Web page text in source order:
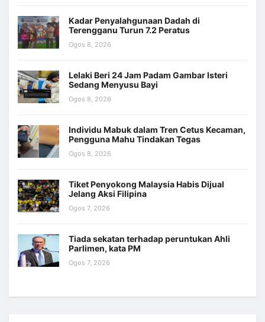
Kadar Penyalahgunaan Dadah di
Terengganu Turun 7.2 Peratus
Ogos 8, 2026
Lelaki Beri 24 Jam Padam Gambar Isteri
Sedang Menyusu Bayi
Ogos 8, 2026
Individu Mabuk dalam Tren Cetus Kecaman,
Pengguna Mahu Tindakan Tegas
Ogos 8, 2026
Tiket Penyokong Malaysia Habis Dijual
Jelang Aksi Filipina
Ogos 7, 2026
Tiada sekatan terhadap peruntukan Ahli
Parlimen, kata PM
Ogos 7, 2026